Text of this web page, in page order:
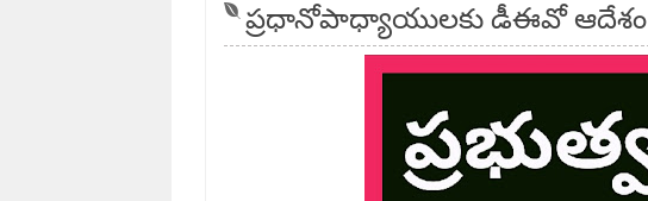
ప్రధానోపాధ్యాయులకు డీఈవో ఆదేశం